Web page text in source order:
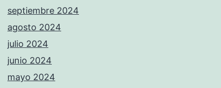
septiembre 2024
agosto 2024
julio 2024
junio 2024
mayo 2024